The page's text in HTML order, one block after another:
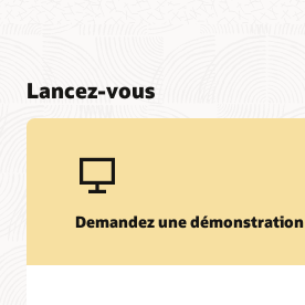
Lancez-vous
Demandez une démonstration